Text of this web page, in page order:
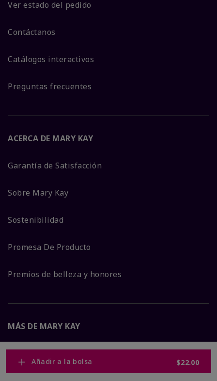
Añadir a la bolsa $22.00
Ver estado del pedido
Contáctanos
Catálogos interactivos
Preguntas frecuentes
ACERCA DE MARY KAY
Garantía de Satisfacción
Sobre Mary Kay
Sostenibilidad
Promesa De Producto
Premios de belleza y honores
MÁS DE MARY KAY